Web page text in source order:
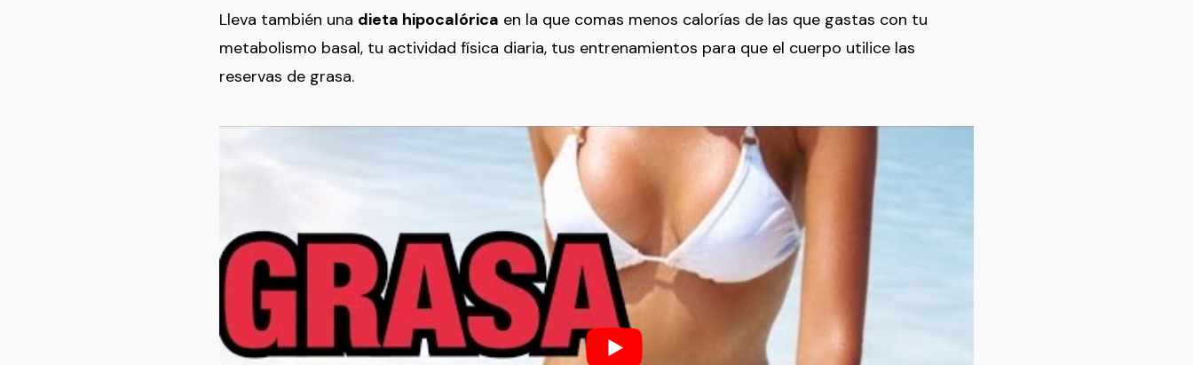
Lleva también una dieta hipocalórica en la que comas menos calorías de las que gastas con tu
metabolismo basal, tu actividad física diaria, tus entrenamientos para que el cuerpo utilice las
reservas de grasa.